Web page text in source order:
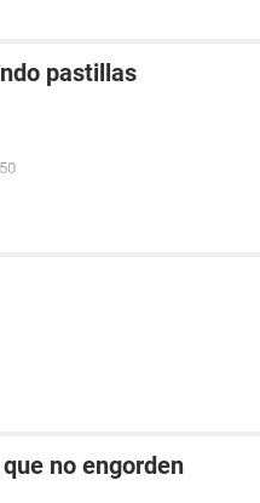
pastillas
no engorden